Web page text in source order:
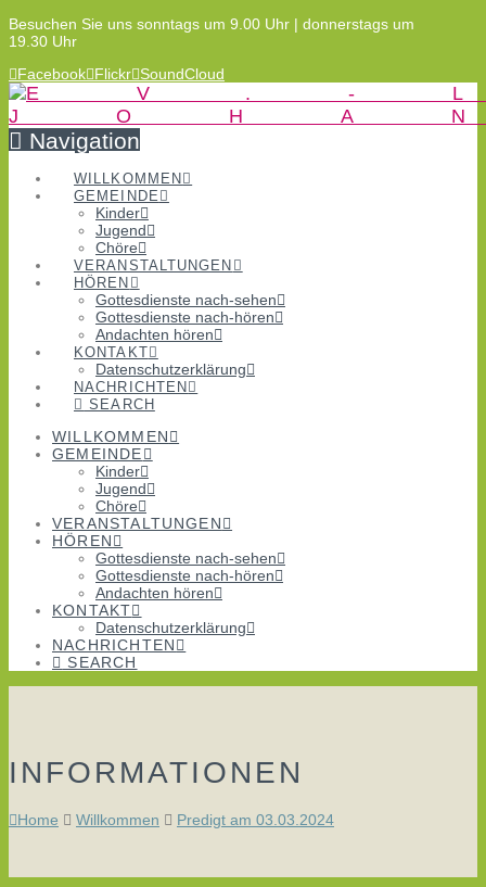
Besuchen Sie uns sonntags um 9.00 Uhr | donnerstags um
19.30 Uhr
Facebook Flickr SoundCloud
Navigation
WILLKOMMEN
GEMEINDE
Kinder
Jugend
Chöre
VERANSTALTUNGEN
HÖREN
Gottesdienste nach-sehen
Gottesdienste nach-hören
Andachten hören
KONTAKT
Datenschutzerklärung
NACHRICHTEN
SEARCH
WILLKOMMEN
GEMEINDE
Kinder
Jugend
Chöre
VERANSTALTUNGEN
HÖREN
Gottesdienste nach-sehen
Gottesdienste nach-hören
Andachten hören
KONTAKT
Datenschutzerklärung
NACHRICHTEN
SEARCH
INFORMATIONEN
Home Willkommen Predigt am 03.03.2024